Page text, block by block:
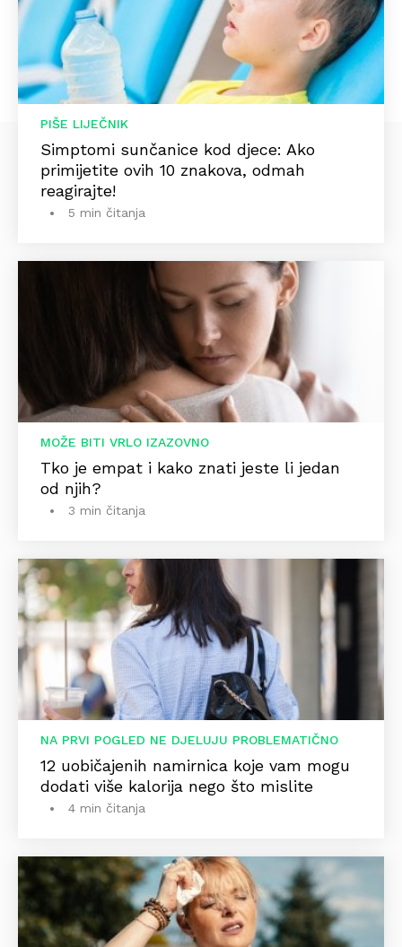
PIŠE LIJEČNIK
Simptomi sunčanice kod djece: Ako
primijetite ovih 10 znakova, odmah
reagirajte!
5 min čitanja
MOŽE BITI VRLO IZAZOVNO
Tko je empat i kako znati jeste li jedan
od njih?
3 min čitanja
NA PRVI POGLED NE DJELUJU PROBLEMATIČNO
12 uobičajenih namirnica koje vam mogu
dodati više kalorija nego što mislite
4 min čitanja